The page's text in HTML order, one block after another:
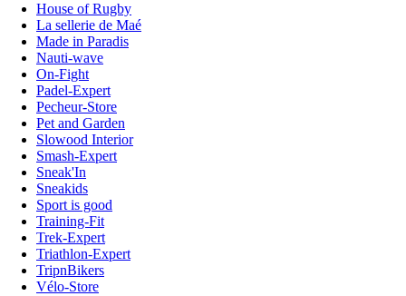
House of Rugby
La sellerie de Maé
Made in Paradis
Nauti-wave
On-Fight
Padel-Expert
Pecheur-Store
Pet and Garden
Slowood Interior
Smash-Expert
Sneak'In
Sneakids
Sport is good
Training-Fit
Trek-Expert
Triathlon-Expert
TripnBikers
Vélo-Store